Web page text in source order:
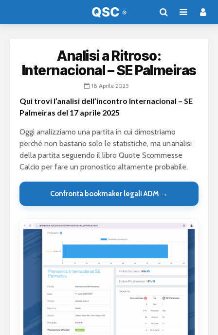
Analisi a Ritroso:
Internacional – SE Palmeiras
18 Aprile 2025
Qui trovi l’analisi dell’incontro Internacional – SE
Palmeiras del 17 aprile 2025
Oggi analizziamo una partita in cui dimostriamo
perché non bastano solo le statistiche, ma un’analisi
della partita seguendo il libro Quote Scommesse
Calcio per fare un pronostico altamente probabile.
Confronta bookmaker legali ADM →